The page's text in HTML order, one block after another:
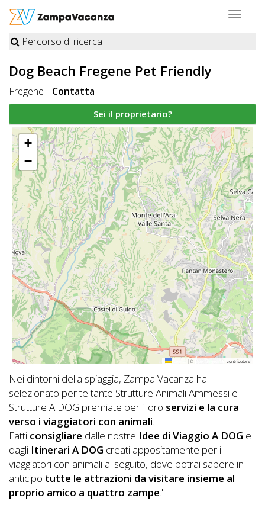
Toggle
STRUTTURE
A
DOG
LUOGHI
A
DOG
OFFERTE
A
DOG
INFO
A
DOG
CHIEDI
CODICE
SCONTO
Video
Tutorial
Percorso di ricerca
Dog Beach Fregene Pet Friendly
Fregene Contatta
Sei il proprietario?
+
−
|© contributors
Nei dintorni della spiaggia, Zampa Vacanza ha
selezionato per te tante Strutture Animali Ammessi e
Strutture A DOG premiate per i loro servizi e la cura
verso i viaggiatori con animali.
Fatti consigliare dalle nostre Idee di Viaggio A DOG e
dagli Itinerari A DOG creati appositamente per i
viaggiatori con animali al seguito, dove potrai sapere in
anticipo tutte le attrazioni da visitare insieme al
proprio amico a quattro zampe."